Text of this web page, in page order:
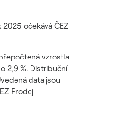
očekává ČEZ
vzrostla
2,9 %. Distribuční
data jsou
Prodej